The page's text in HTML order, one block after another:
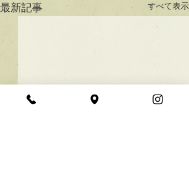
最新記事 すべて表示